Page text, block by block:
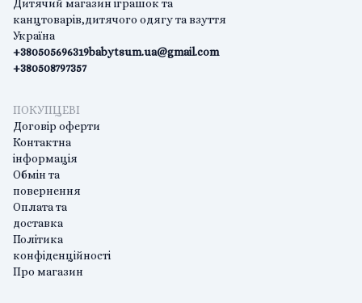
Дитячий магазин іграшок та
канцтоварів,дитячого одягу та взуття
Україна
+380505696319
+380508797357
babytsum.ua@gmail.com
ПОКУПЦЕВІ
Договір оферти
Контактна
інформація
Обмін та
повернення
Оплата та
доставка
Політика
конфіденційності
Про магазин